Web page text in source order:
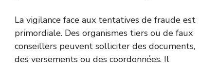
La vigilance face aux tentatives de fraude est
primordiale. Des organismes tiers ou de faux
conseillers peuvent solliciter des documents,
des versements ou des coordonnées. Il